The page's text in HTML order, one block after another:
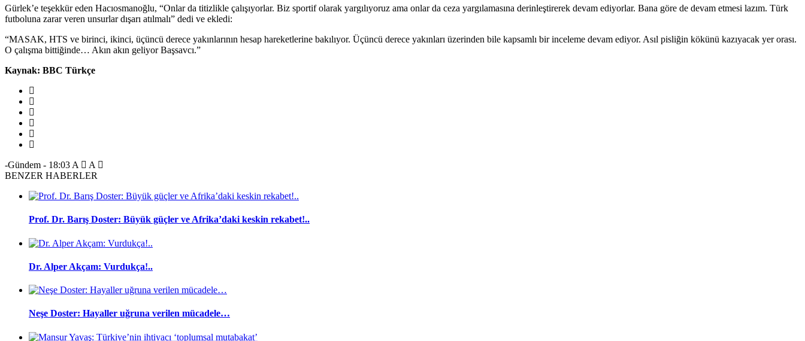
Gürlek’e teşekkür eden Hacıosmanoğlu, “Onlar da titizlikle çalışıyorlar. Biz sportif olarak yargılıyoruz ama onlar da ceza yargılamasına derinleştirerek devam ediyorlar. Bana göre de devam etmesi lazım. Türk
futboluna zarar veren unsurlar dışarı atılmalı” dedi ve ekledi:
“MASAK, HTS ve birinci, ikinci, üçüncü derece yakınlarının hesap hareketlerine bakılıyor. Üçüncü derece yakınları üzerinden bile kapsamlı bir inceleme devam ediyor. Asıl pisliğin kökünü kazıyacak yer orası.
O çalışma bittiğinde… Akın akın geliyor Başsavcı.”
Kaynak: BBC Türkçe
-Gündem - 18:03 A
A
BENZER HABERLER
Prof. Dr. Barış Doster: Büyük güçler ve Afrika’daki keskin rekabet!..
Dr. Alper Akçam: Vurdukça!..
Neşe Doster: Hayaller uğruna verilen mücadele…